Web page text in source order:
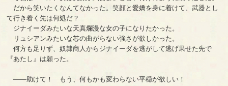
だから笑いたくなんてなかった。笑顔と愛嬌を身に着けて、武器とし
て行き着く先は何処だ？
ジナイーダみたいな天真爛漫な女の子になりたかった。
リュシアンみたいな芯の曲がらない強さが欲しかった。
何方も足りず、奴隷商人からジナイーダを逃がして逃げ果せた先で
『あたし』は願った。
――助けて！ もう、何もかも変わらない平穏が欲しい！